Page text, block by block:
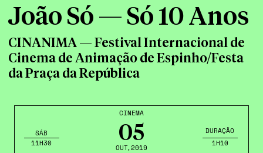
CINEMA
05
OUT,2019
SÁB
11H30
DURAÇÃO
1H10
João Só — Só 10 Anos
CINANIMA — Festival Internacional de
Cinema de Animação de Espinho/Festa
da Praça da República